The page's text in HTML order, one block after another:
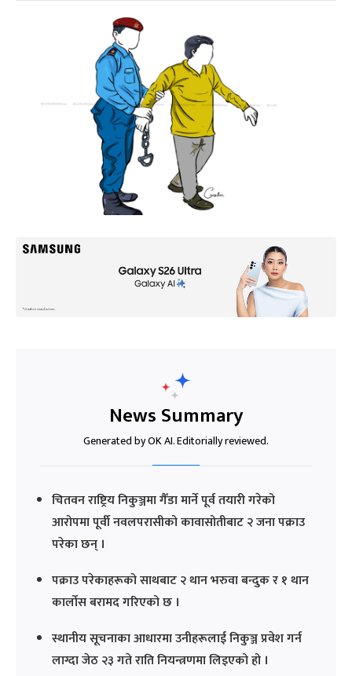
News Summary
Generated by OK AI. Editorially reviewed.
चितवन राष्ट्रिय निकुञ्जमा गैँडा मार्ने पूर्व तयारी गरेको
आरोपमा पूर्वी नवलपरासीको कावासोतीबाट २ जना पक्राउ
परेका छन् ।
पक्राउ परेकाहरूको साथबाट २ थान भरुवा बन्दुक र १ थान
कार्लोस बरामद गरिएको छ ।
स्थानीय सूचनाका आधारमा उनीहरूलाई निकुञ्ज प्रवेश गर्न
लाग्दा जेठ २३ गते राति नियन्त्रणमा लिइएको हो ।